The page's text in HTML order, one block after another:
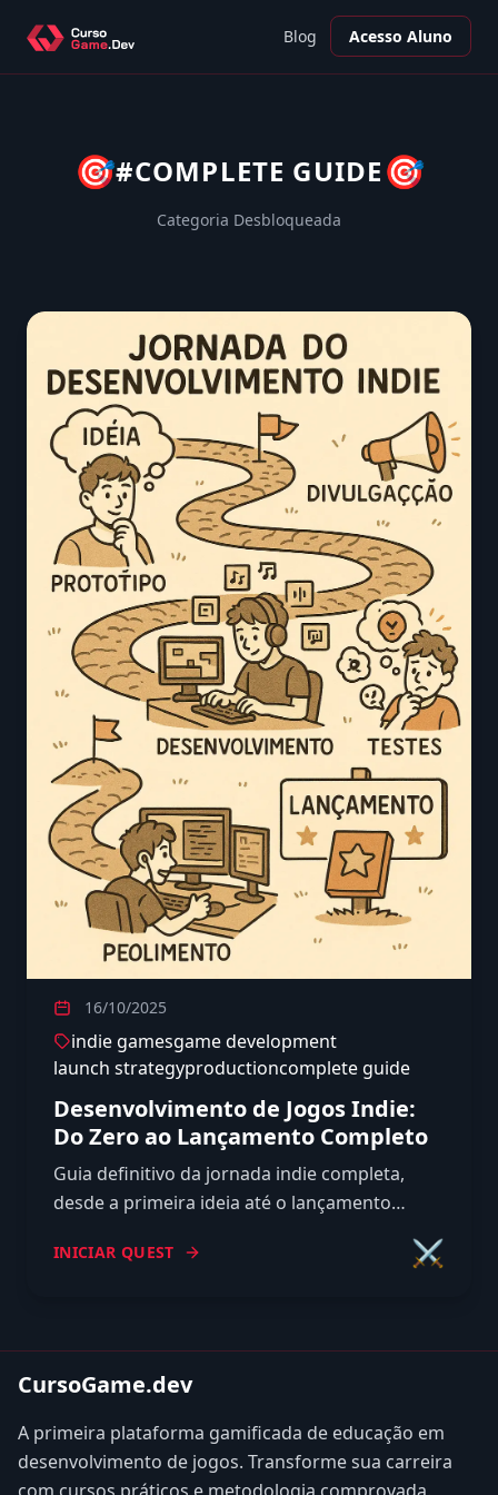
Blog Acesso Aluno
🎯#COMPLETE GUIDE🎯
Categoria Desbloqueada
16/10/2025
indie gamesgame development
launch strategyproductioncomplete guide
Desenvolvimento de Jogos Indie:
Do Zero ao Lançamento Completo
Guia definitivo da jornada indie completa,
desde a primeira ideia até o lançamento
desenvolvimento, marketing, launch e pós-
INICIAR QUEST ⚔️
CursoGame.dev
A primeira plataforma gamificada de educação em
desenvolvimento de jogos. Transforme sua carreira